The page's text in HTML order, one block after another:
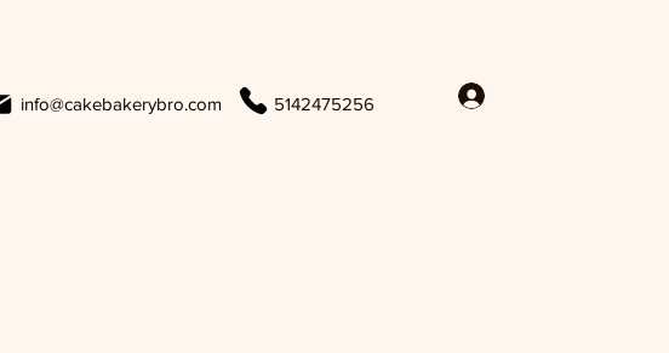
info@cakebakerybro.com 5142475256